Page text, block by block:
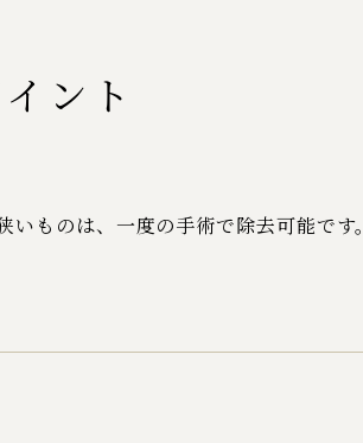
ント
ものは、一度の手術で除去可能です。